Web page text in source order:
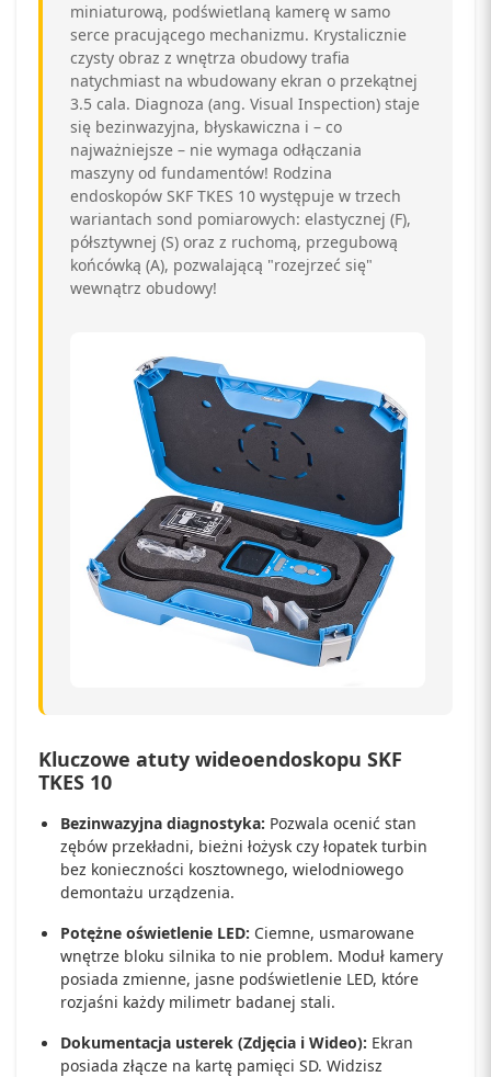
miniaturową, podświetlaną kamerę w samo
serce pracującego mechanizmu. Krystalicznie
czysty obraz z wnętrza obudowy trafia
natychmiast na wbudowany ekran o przekątnej
3.5 cala. Diagnoza (ang. Visual Inspection) staje
się bezinwazyjna, błyskawiczna i – co
najważniejsze – nie wymaga odłączania
maszyny od fundamentów! Rodzina
endoskopów SKF TKES 10 występuje w trzech
wariantach sond pomiarowych: elastycznej (F),
półsztywnej (S) oraz z ruchomą, przegubową
końcówką (A), pozwalającą "rozejrzeć się"
wewnątrz obudowy!
Kluczowe atuty wideoendoskopu SKF
TKES 10
Bezinwazyjna diagnostyka: Pozwala ocenić stan
zębów przekładni, bieżni łożysk czy łopatek turbin
bez konieczności kosztownego, wielodniowego
demontażu urządzenia.
Potężne oświetlenie LED: Ciemne, usmarowane
wnętrze bloku silnika to nie problem. Moduł kamery
posiada zmienne, jasne podświetlenie LED, które
rozjaśni każdy milimetr badanej stali.
Dokumentacja usterek (Zdjęcia i Wideo): Ekran
posiada złącze na kartę pamięci SD. Widzisz